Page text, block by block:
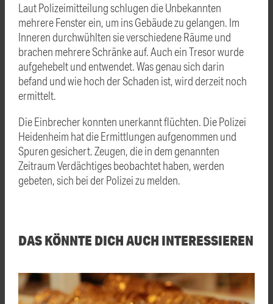
Laut Polizeimitteilung schlugen die Unbekannten
mehrere Fenster ein, um ins Gebäude zu gelangen. Im
Inneren durchwühlten sie verschiedene Räume und
brachen mehrere Schränke auf. Auch ein Tresor wurde
aufgehebelt und entwendet. Was genau sich darin
befand und wie hoch der Schaden ist, wird derzeit noch
ermittelt.
Die Einbrecher konnten unerkannt flüchten. Die Polizei
Heidenheim hat die Ermittlungen aufgenommen und
Spuren gesichert. Zeugen, die in dem genannten
Zeitraum Verdächtiges beobachtet haben, werden
gebeten, sich bei der Polizei zu melden.
DAS KÖNNTE DICH AUCH INTERESSIEREN